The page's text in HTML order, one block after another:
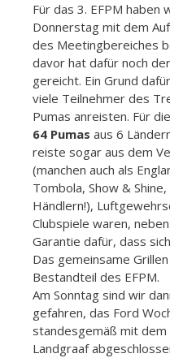
Für das 3. EFPM
Donnerstag mit dem
des Meetingbereiches
davor hat dafür noch
gereicht. Ein Grund
viele Teilnehmer des
Pumas anreisten. Für
64 Pumas aus 6
reiste sogar aus dem
(manchen auch als
Tombola, Show &
Händlern!),
Clubspiele waren,
Garantie dafür, dass
Das gemeinsame
Bestandteil des EFPM.
Am Sonntag sind wir
gefahren, das Ford
standesgemäß mit
Landgraaf